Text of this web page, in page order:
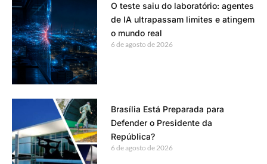
O teste saiu do laboratório: agentes
de IA ultrapassam limites e atingem
o mundo real
6 de agosto de 2026
Brasília Está Preparada para
Defender o Presidente da
República?
6 de agosto de 2026